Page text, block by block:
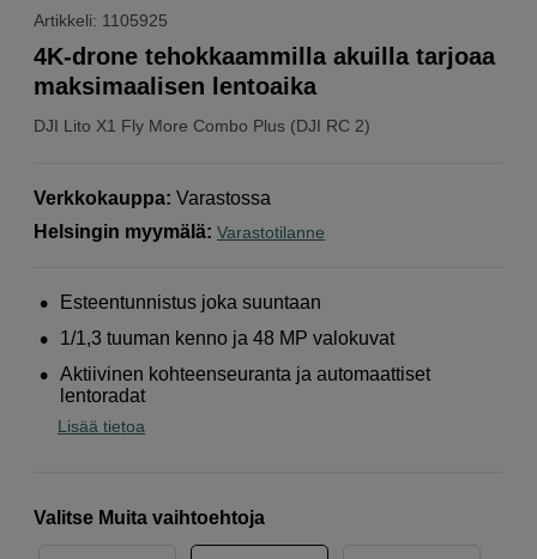
Artikkeli: 1105925
DJI Lito X1 Fly More Combo Plus (DJI RC 2)
4K-drone tehokkaammilla akuilla tarjoaa
maksimaalisen lentoaika
Verkkokauppa: Varastossa
Helsingin myymälä: Varastotilanne
Esteentunnistus joka suuntaan
1/1,3 tuuman kenno ja 48 MP valokuvat
Aktiivinen kohteenseuranta ja automaattiset
lentoradat
Lisää tietoa
Valitse Muita vaihtoehtoja